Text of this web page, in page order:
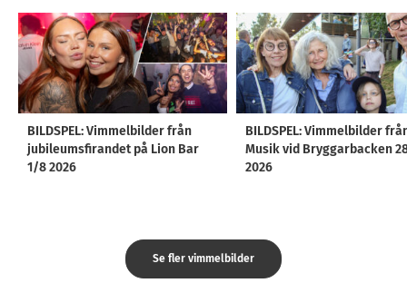
BILDSPEL: Vimmelbilder från
jubileumsfirandet på Lion Bar
1/8 2026
BILDSPEL: Vimmelbilder
Musik vid Bryggarbacken
2026
Se fler vimmelbilder